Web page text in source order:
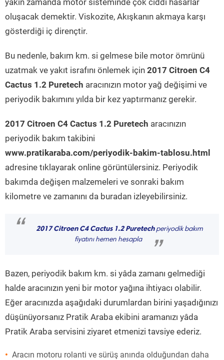
yakın zamanda motor sisteminde çok ciddi hasarlar
oluşacak demektir. Viskozite, Akışkanın akmaya karşı
gösterdiği iç dirençtir.
Bu nedenle, bakım km. si gelmese bile motor ömrünü
uzatmak ve yakıt israfını önlemek için 2017 Citroen C4
Cactus 1.2 Puretech aracınızın motor yağ değişimi ve
periyodik bakımını yılda bir kez yaptırmanız gerekir.
2017 Citroen C4 Cactus 1.2 Puretech aracınızın
periyodik bakım takibini
www.pratikaraba.com/periyodik-bakim-tablosu.html
adresine tıklayarak online görüntülersiniz. Periyodik
bakımda değişen malzemeleri ve sonraki bakım
kilometre ve zamanını da buradan izleyebilirsiniz.
“ 2017 Citroen C4 Cactus 1.2 Puretechperiyodik bakım
fiyatını hemen hesapla
”
Bazen, periyodik bakım km. si yâda zamanı gelmediği
halde aracınızın yeni bir motor yağına ihtiyacı olabilir.
Eğer aracınızda aşağıdaki durumlardan birini yaşadığınızı
düşünüyorsanız Pratik Araba ekibini aramanızı yâda
Pratik Araba servisini ziyaret etmenizi tavsiye ederiz.
Aracın motoru rolanti ve sürüş anında olduğundan daha